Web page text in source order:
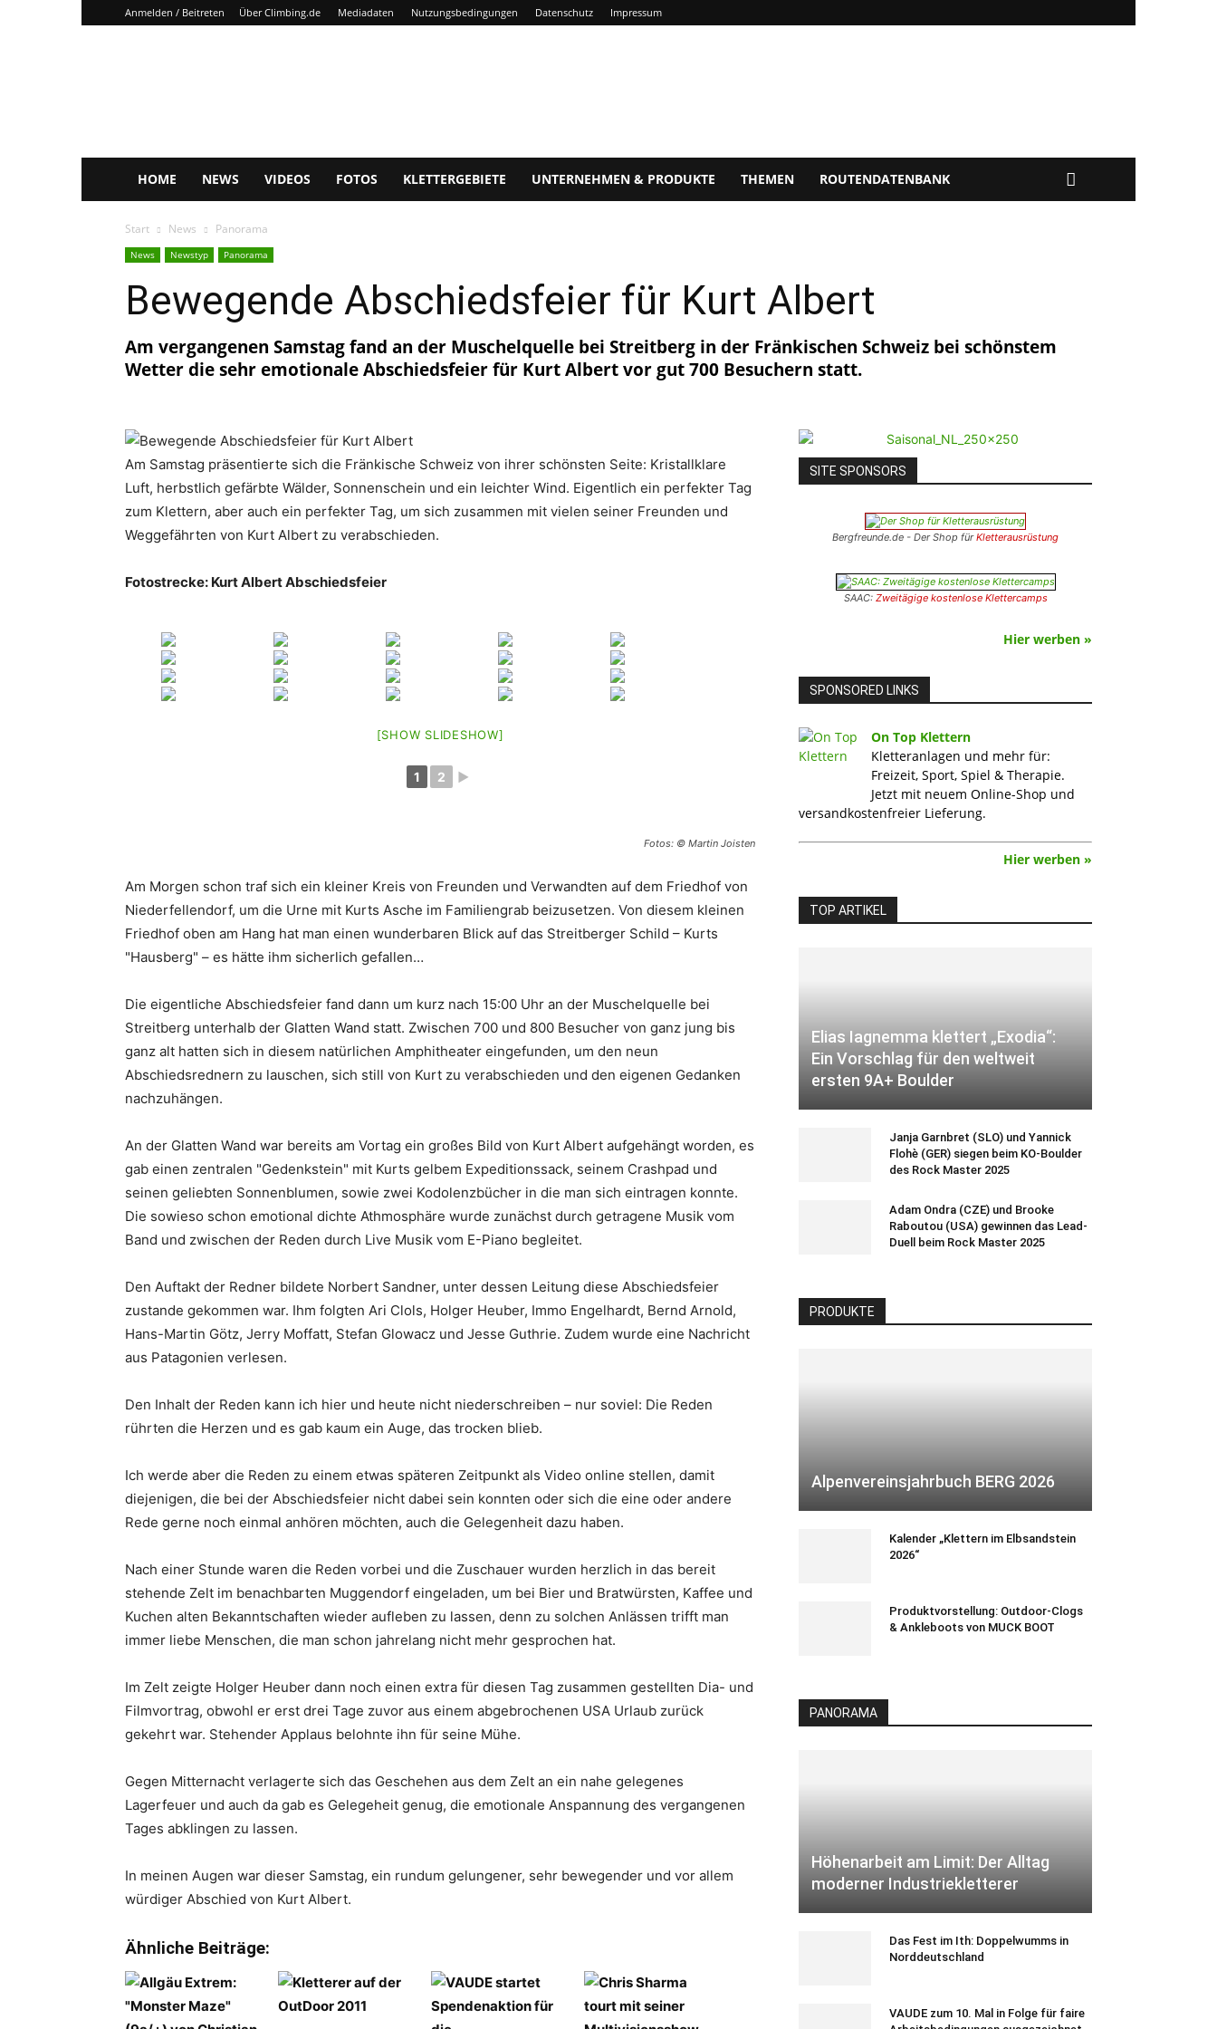
Anmelden / Beitreten Über Climbing.de Mediadaten Nutzungsbedingungen Datenschutz Impressum
HOME NEWS VIDEOS FOTOS KLETTERGEBIETE UNTERNEHMEN & PRODUKTE THEMEN ROUTENDATENBANK
Start News Panorama
News Newstyp Panorama
Bewegende Abschiedsfeier für Kurt Albert
Am vergangenen Samstag fand an der Muschelquelle bei Streitberg in der Fränkischen Schweiz bei schönstem
Wetter die sehr emotionale Abschiedsfeier für Kurt Albert vor gut 700 Besuchern statt.
Am Samstag präsentierte sich die Fränkische Schweiz von ihrer schönsten Seite: Kristallklare
Luft, herbstlich gefärbte Wälder, Sonnenschein und ein leichter Wind. Eigentlich ein perfekter Tag
zum Klettern, aber auch ein perfekter Tag, um sich zusammen mit vielen seiner Freunden und
Weggefährten von Kurt Albert zu verabschieden.
Fotostrecke: Kurt Albert Abschiedsfeier
[SHOW SLIDESHOW]
1 2 ►
Fotos: © Martin Joisten
Am Morgen schon traf sich ein kleiner Kreis von Freunden und Verwandten auf dem Friedhof von
Niederfellendorf, um die Urne mit Kurts Asche im Familiengrab beizusetzen. Von diesem kleinen
Friedhof oben am Hang hat man einen wunderbaren Blick auf das Streitberger Schild – Kurts
"Hausberg" – es hätte ihm sicherlich gefallen…
Die eigentliche Abschiedsfeier fand dann um kurz nach 15:00 Uhr an der Muschelquelle bei
Streitberg unterhalb der Glatten Wand statt. Zwischen 700 und 800 Besucher von ganz jung bis
ganz alt hatten sich in diesem natürlichen Amphitheater eingefunden, um den neun
Abschiedsrednern zu lauschen, sich still von Kurt zu verabschieden und den eigenen Gedanken
nachzuhängen.
An der Glatten Wand war bereits am Vortag ein großes Bild von Kurt Albert aufgehängt worden, es
gab einen zentralen "Gedenkstein" mit Kurts gelbem Expeditionssack, seinem Crashpad und
seinen geliebten Sonnenblumen, sowie zwei Kodolenzbücher in die man sich eintragen konnte.
Die sowieso schon emotional dichte Athmosphäre wurde zunächst durch getragene Musik vom
Band und zwischen der Reden durch Live Musik vom E-Piano begleitet.
Den Auftakt der Redner bildete Norbert Sandner, unter dessen Leitung diese Abschiedsfeier
zustande gekommen war. Ihm folgten Ari Clols, Holger Heuber, Immo Engelhardt, Bernd Arnold,
Hans-Martin Götz, Jerry Moffatt, Stefan Glowacz und Jesse Guthrie. Zudem wurde eine Nachricht
aus Patagonien verlesen.
Den Inhalt der Reden kann ich hier und heute nicht niederschreiben – nur soviel: Die Reden
rührten die Herzen und es gab kaum ein Auge, das trocken blieb.
Ich werde aber die Reden zu einem etwas späteren Zeitpunkt als Video online stellen, damit
diejenigen, die bei der Abschiedsfeier nicht dabei sein konnten oder sich die eine oder andere
Rede gerne noch einmal anhören möchten, auch die Gelegenheit dazu haben.
Nach einer Stunde waren die Reden vorbei und die Zuschauer wurden herzlich in das bereit
stehende Zelt im benachbarten Muggendorf eingeladen, um bei Bier und Bratwürsten, Kaffee und
Kuchen alten Bekanntschaften wieder aufleben zu lassen, denn zu solchen Anlässen trifft man
immer liebe Menschen, die man schon jahrelang nicht mehr gesprochen hat.
Im Zelt zeigte Holger Heuber dann noch einen extra für diesen Tag zusammen gestellten Dia- und
Filmvortrag, obwohl er erst drei Tage zuvor aus einem abgebrochenen USA Urlaub zurück
gekehrt war. Stehender Applaus belohnte ihn für seine Mühe.
Gegen Mitternacht verlagerte sich das Geschehen aus dem Zelt an ein nahe gelegenes
Lagerfeuer und auch da gab es Gelegeheit genug, die emotionale Anspannung des vergangenen
Tages abklingen zu lassen.
In meinen Augen war dieser Samstag, ein rundum gelungener, sehr bewegender und vor allem
würdiger Abschied von Kurt Albert.
Ähnliche Beiträge:
SITE SPONSORS
Bergfreunde.de - Der Shop fürKletterausrüstung
SAAC: Zweitägige kostenlose Klettercamps
Hier werben »
SPONSORED LINKS
On Top Klettern
Kletteranlagen und mehr für:
Freizeit, Sport, Spiel & Therapie.
Jetzt mit neuem Online-Shop und
versandkostenfreier Lieferung.
Hier werben »
TOP ARTIKEL
Elias Iagnemma klettert „Exodia“:
Ein Vorschlag für den weltweit
ersten 9A+ Boulder
Janja Garnbret (SLO) und Yannick
Flohè (GER) siegen beim KO-Boulder
des Rock Master 2025
Adam Ondra (CZE) und Brooke
Raboutou (USA) gewinnen das Lead-
Duell beim Rock Master 2025
PRODUKTE
Alpenvereinsjahrbuch BERG 2026
Kalender „Klettern im Elbsandstein
2026“
Produktvorstellung: Outdoor-Clogs
& Ankleboots von MUCK BOOT
PANORAMA
Höhenarbeit am Limit: Der Alltag
moderner Industriekletterer
Das Fest im Ith: Doppelwumms in
Norddeutschland
VAUDE zum 10. Mal in Folge für faire